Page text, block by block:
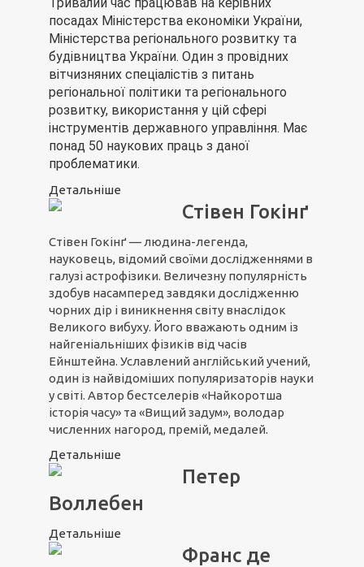
посадах Міністерства економіки України,
Міністерства регіонального розвитку та
будівництва України. Один з провідних
вітчизняних спеціалістів з питань
регіональної політики та регіонального
розвитку, використання у цій сфері
інструментів державного управління. Має
понад 50 наукових праць з даної
проблематики.
Детальніше
Стівен Гокінґ
Стівен Гокінґ — людина-легенда,
науковець, відомий своїми дослідженнями в
галузі астрофізики. Величезну популярність
здобув насамперед завдяки дослідженню
чорних дір і виникнення світу внаслідок
Великого вибуху. Його вважають одним із
найгеніальніших фізиків від часів
Ейнштейна. Уславлений англійський учений,
один із найвідоміших популяризаторів науки
у світі. Автор бестселерів «Найкоротша
історія часу» та «Вищий задум», володар
численних нагород, премій, медалей.
Детальніше
Петер
Воллебен
Детальніше
Франс де